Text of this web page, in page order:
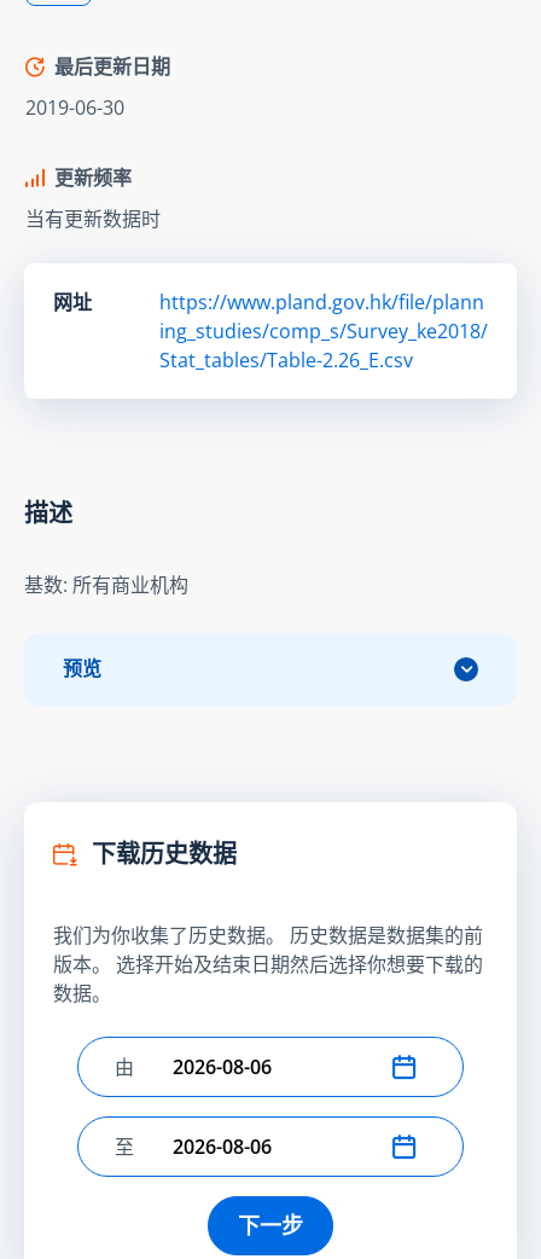
最后更新日期
2019-06-30
更新频率
当有更新数据时
网址
https://www.pland.gov.hk/file/plann
ing_studies/comp_s/Survey_ke2018/
Stat_tables/Table-2.26_E.csv
描述
基数: 所有商业机构
预览
下载历史数据
我们为你收集了历史数据。 历史数据是数据集的前
版本。 选择开始及结束日期然后选择你想要下载的
数据。
选择开始日期
由
选择结束日期
至
下一步